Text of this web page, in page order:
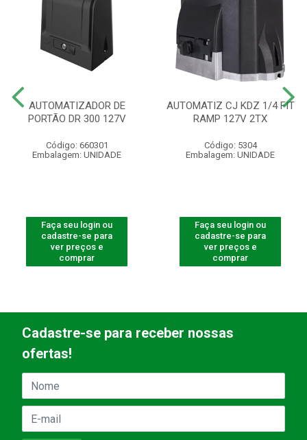
AUTOMATIZADOR DE
PORTÃO DR 300 127V
Código: 660301
Embalagem: UNIDADE
Faça seu login ou
cadastre-se para
ver preços e
comprar
AUTOMATIZ CJ KDZ 1/4 FIT
RAMP 127V 2TX
Código: 5304
Embalagem: UNIDADE
Faça seu login ou
cadastre-se para
ver preços e
comprar
Cadastre-se para receber nossas
ofertas!